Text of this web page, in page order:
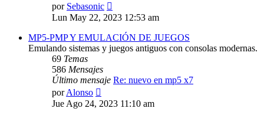
por Sebasonic
último
Lun May 22, 2023 12:53 am
MP5-PMP Y EMULACIÓN DE JUEGOS
Emulando sistemas y juegos antiguos con consolas modernas.
69 Temas
586 Mensajes
Último mensaje Re: nuevo en mp5 x7
porAlonso
último
Jue Ago 24, 2023 11:10 am